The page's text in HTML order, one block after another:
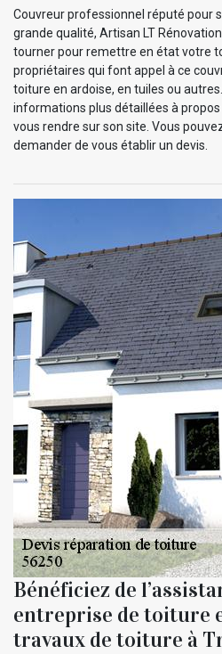
Couvreur professionnel réputé pour
grande qualité, Artisan LT
tourner pour remettre en état votre
propriétaires qui font appel à ce
toiture en ardoise, en tuiles ou
informations plus détaillées à
vous rendre sur son site. Vous
demander de vous établir un devis.
Bénéficiez de
entreprise de toiture
travaux de toiture à